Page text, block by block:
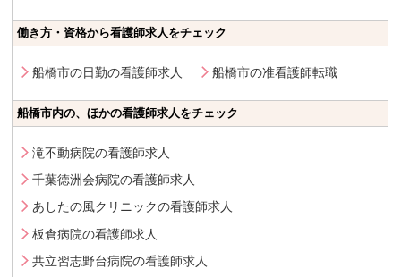
働き方・資格から看護師求人をチェック
船橋市の日勤の看護師求人 船橋市の准看護師転職
船橋市内の、ほかの看護師求人をチェック
滝不動病院の看護師求人
千葉徳洲会病院の看護師求人
あしたの風クリニックの看護師求人
板倉病院の看護師求人
共立習志野台病院の看護師求人